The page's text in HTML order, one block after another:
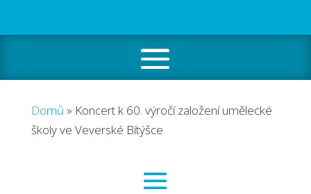
Domů » Koncert k 60. výročí založení umělecké
školy ve Veverské Bítýšce